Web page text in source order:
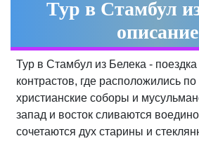
Тур в Стамбул
описание
Тур в Стамбул из Белека - поездка
контрастов, где расположились по
христианские соборы и
запад и восток сливаются
сочетаются дух старины и